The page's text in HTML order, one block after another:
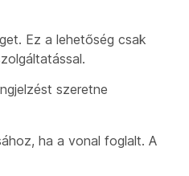
Ez a lehetőség csak
szeretne
ha a vonal foglalt. A